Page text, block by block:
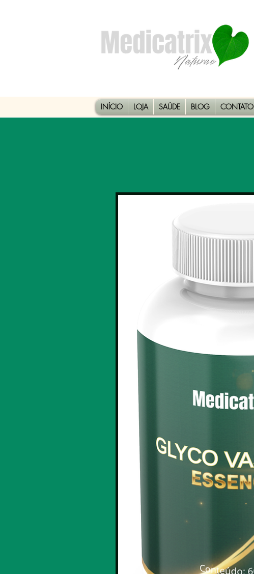
INÍCIO LOJA SAÚDE BLOG CONTATO